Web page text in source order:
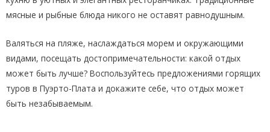
мясные и рыбные блюда никого не оставят равнодушным.
Валяться на пляже, наслаждаться морем и окружающими
видами, посещать достопримечательности: какой отдых
может быть лучше? Воспользуйтесь предложениями горящих
туров в Пуэрто-Плата и докажите себе, что отдых может
быть незабываемым.